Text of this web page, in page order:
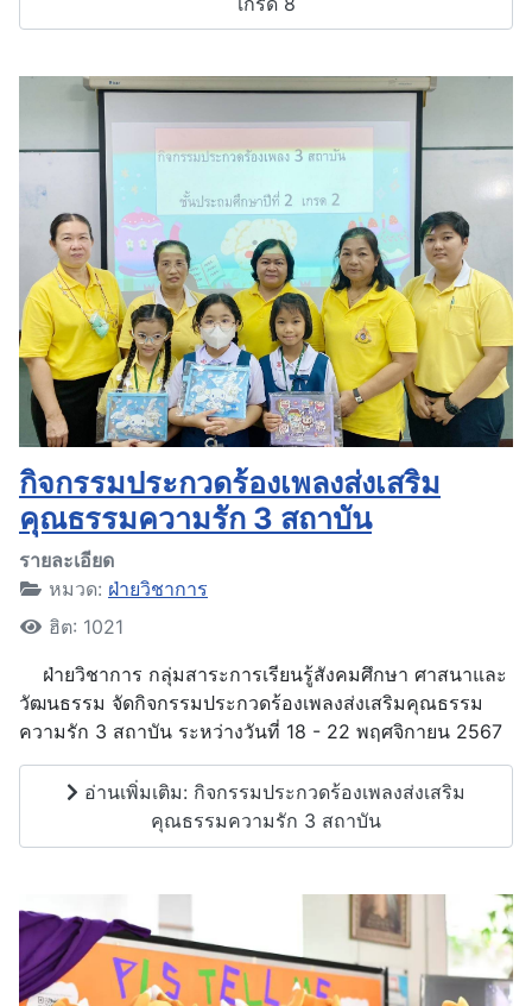
กิจกรรมประกวดร้องเพลงส่งเสริม
คุณธรรมความรัก 3 สถาบัน
รายละเอียด
หมวด: ฝ่ายวิชาการ
ฮิต: 1021
ฝ่ายวิชาการ กลุ่มสาระการเรียนรู้สังคมศึกษา ศาสนาและ
วัฒนธรรม จัดกิจกรรมประกวดร้องเพลงส่งเสริมคุณธรรม
ความรัก 3 สถาบัน ระหว่างวันที่ 18 - 22 พฤศจิกายน 2567
อ่านเพิ่มเติม: กิจกรรมประกวดร้องเพลงส่งเสริม
คุณธรรมความรัก 3 สถาบัน